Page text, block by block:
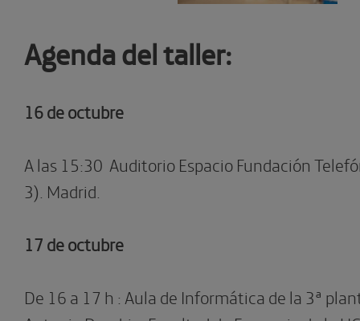
Agenda del taller:
16 de octubre
A las 15:30 Auditorio Espacio Fundación
3). Madrid.
17 de octubre
De 16 a 17 h : Aula de Informática de la 3ª